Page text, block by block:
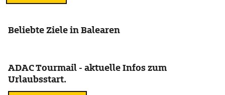
Beliebte Ziele in Balearen
ADAC Tourmail - aktuelle Infos zum
Urlaubsstart.